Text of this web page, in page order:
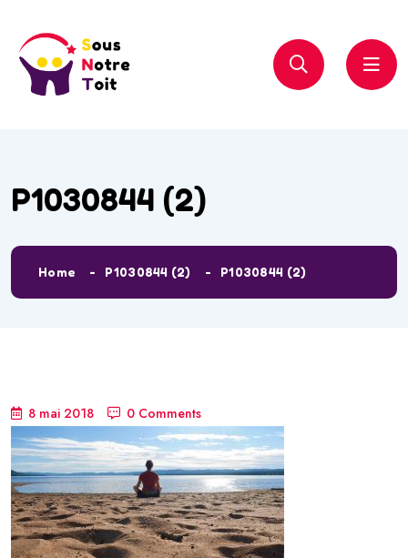
P1030844 (2)
Home P1030844 (2) P1030844 (2)
8 mai 2018 0 Comments